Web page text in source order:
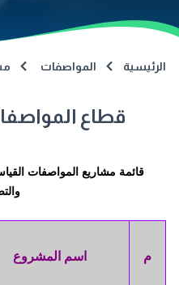
الرئيسية المواصفات
قطاع
قائمة مشاريع المواصفات
م اسم المشروع